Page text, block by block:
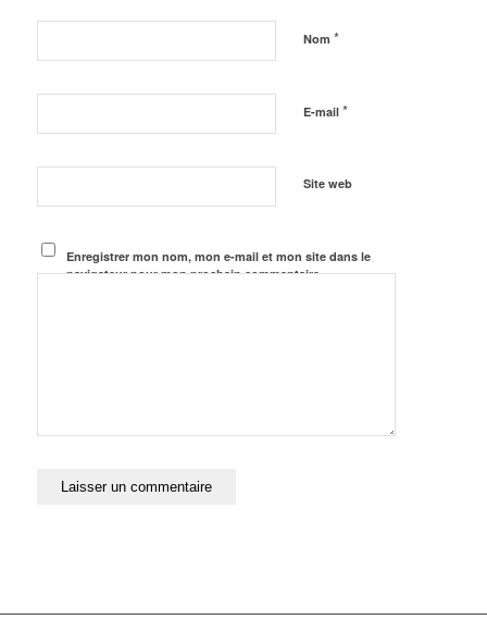
Nom *
E-mail *
Site web
Enregistrer mon nom, mon e-mail et mon site dans le
navigateur pour mon prochain commentaire.